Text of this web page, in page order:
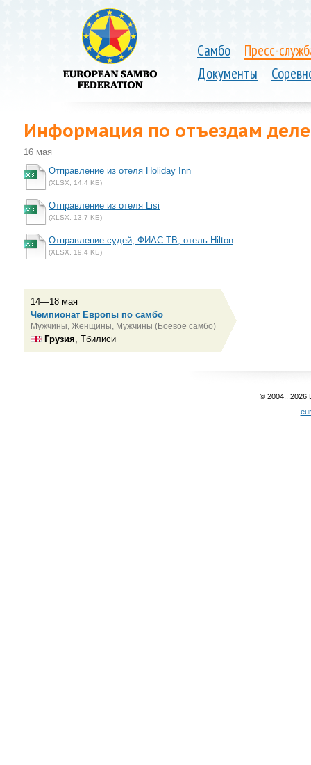
Самбо
Пресс-
Документы
Информация по отъездам
16 мая
Отправление из отеля Holiday Inn
(XLSX, 14.4 KБ)
Отправление из отеля Lisi
(XLSX, 13.7 KБ)
Отправление судей, ФИАС ТВ, отель Hilton
(XLSX, 19.4 KБ)
14—18 мая
Чемпионат Европы по самбо
Мужчины, Женщины, Мужчины (Боевое самбо)
Грузия, Тбилиси
© 2004...2026